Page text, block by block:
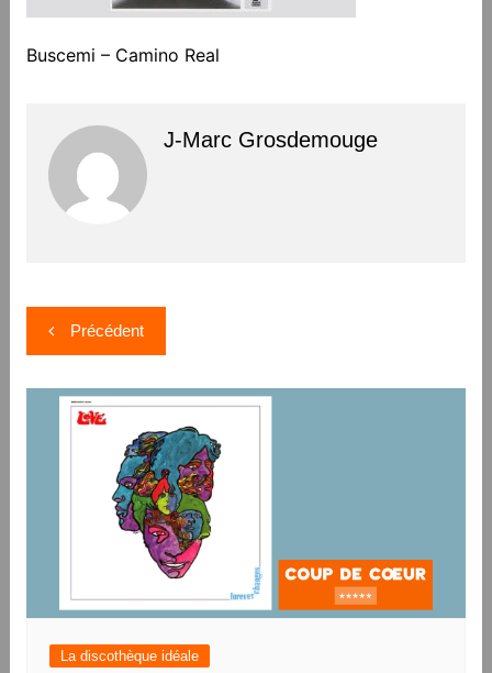
Buscemi – Camino Real
J-Marc Grosdemouge
Navigation
de
l’article
Précédent
La discothèque idéale